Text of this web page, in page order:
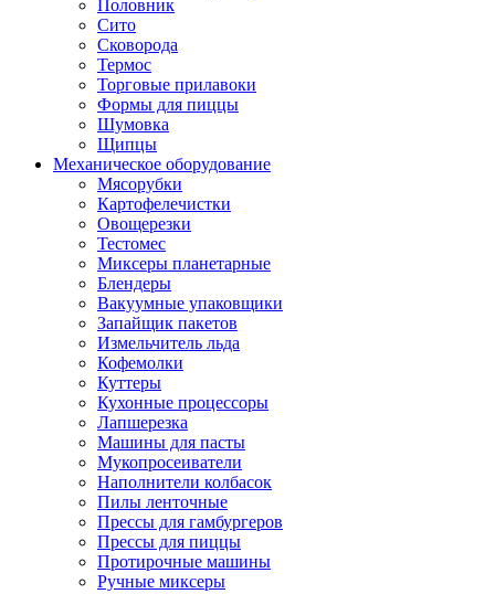
Половник
Сито
Сковорода
Термос
Торговые прилавоки
Формы для пиццы
Шумовка
Щипцы
Механическое оборудование
Мясорубки
Картофелечистки
Овощерезки
Тестомес
Миксеры планетарные
Блендеры
Вакуумные упаковщики
Запайщик пакетов
Измельчитель льда
Кофемолки
Куттеры
Кухонные процессоры
Лапшерезка
Машины для пасты
Мукопросеиватели
Наполнители колбасок
Пилы ленточные
Прессы для гамбургеров
Прессы для пиццы
Протирочные машины
Ручные миксеры